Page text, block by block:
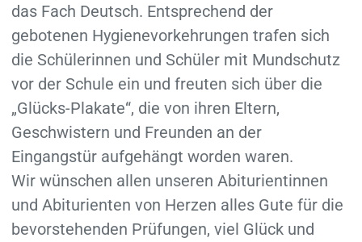
das Fach Deutsch. Entsprechend der
gebotenen Hygienevorkehrungen trafen sich
die Schülerinnen und Schüler mit Mundschutz
vor der Schule ein und freuten sich über die
„Glücks-Plakate“, die von ihren Eltern,
Geschwistern und Freunden an der
Eingangstür aufgehängt worden waren.
Wir wünschen allen unseren Abiturientinnen
und Abiturienten von Herzen alles Gute für die
bevorstehenden Prüfungen, viel Glück und